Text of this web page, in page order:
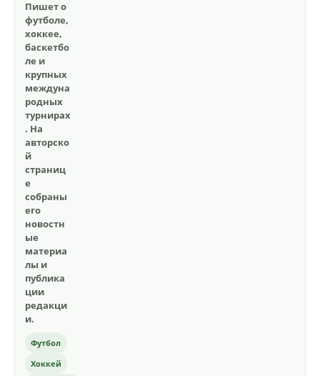
Пишет о
футболе,
хоккее,
баскетбо
ле и
крупных
междуна
родных
турнирах
. На
авторско
й
страниц
е
собраны
его
новостн
ые
материа
лы и
публика
ции
редакци
и.
Футбол
Хоккей